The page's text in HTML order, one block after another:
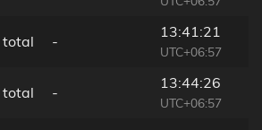
total -
13:41:21
UTC+06:57
total -
13:44:26
UTC+06:57